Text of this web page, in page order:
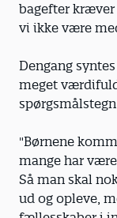
bagefter
vi ikke være
Dengang
meget
"Børnene
mange har
Så man skal
ud og opleve,